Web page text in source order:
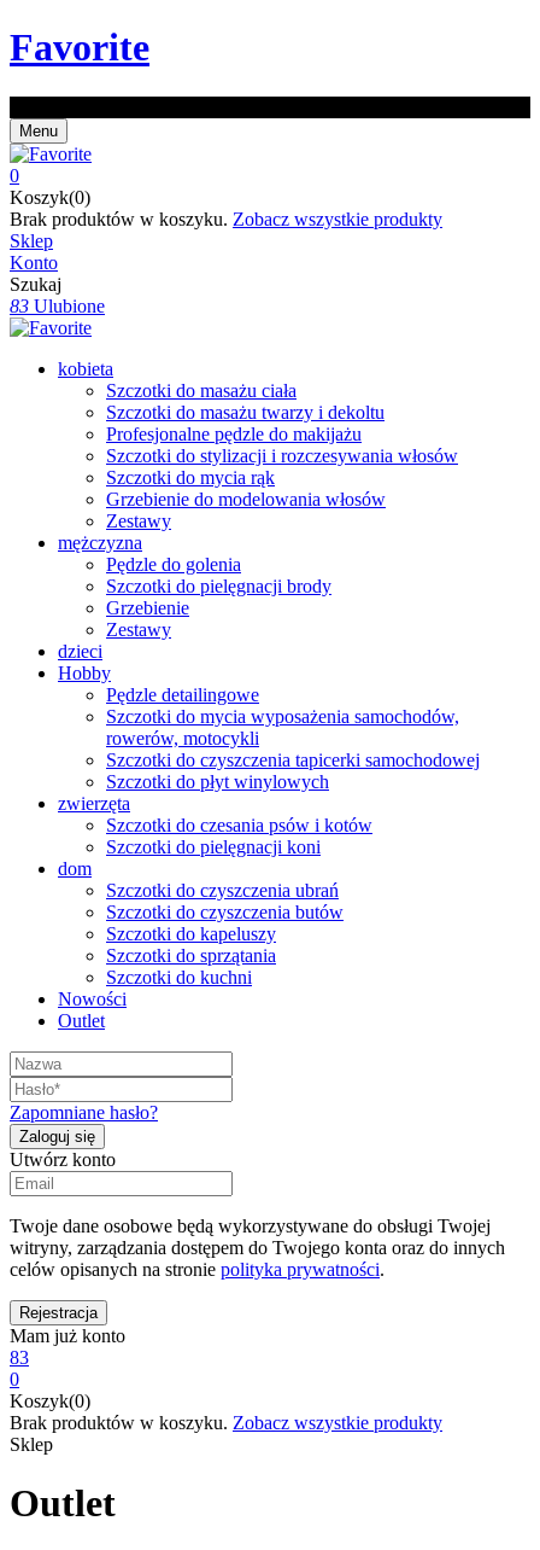
Favorite
Menu
0
Koszyk(0)
Brak produktów w koszyku. Zobacz wszystkie produkty
Sklep
Konto
Szukaj
83 Ulubione
kobieta
Szczotki do masażu ciała
Szczotki do masażu twarzy i dekoltu
Profesjonalne pędzle do makijażu
Szczotki do stylizacji i rozczesywania włosów
Szczotki do mycia rąk
Grzebienie do modelowania włosów
Zestawy
mężczyzna
Pędzle do golenia
Szczotki do pielęgnacji brody
Grzebienie
Zestawy
dzieci
Hobby
Pędzle detailingowe
Szczotki do mycia wyposażenia samochodów,
rowerów, motocykli
Szczotki do czyszczenia tapicerki samochodowej
Szczotki do płyt winylowych
zwierzęta
Szczotki do czesania psów i kotów
Szczotki do pielęgnacji koni
dom
Szczotki do czyszczenia ubrań
Szczotki do czyszczenia butów
Szczotki do kapeluszy
Szczotki do sprzątania
Szczotki do kuchni
Nowości
Outlet
Zapomniane hasło?
Utwórz konto
Twoje dane osobowe będą wykorzystywane do obsługi Twojej
witryny, zarządzania dostępem do Twojego konta oraz do innych
celów opisanych na stronie polityka prywatności.
Mam już konto
83
0
Koszyk(0)
Brak produktów w koszyku. Zobacz wszystkie produkty
Sklep
Outlet